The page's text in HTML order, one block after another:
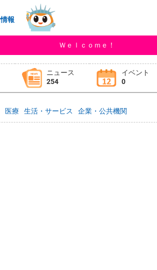
報
Ｗｅｌｃｏｍｅ！
ニュース
254
イベント
0
医療 生活・サービス 企業・公共機関